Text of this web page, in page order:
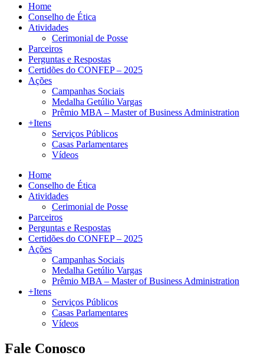
Home
Conselho de Ética
Atividades
Cerimonial de Posse
Parceiros
Perguntas e Respostas
Certidões do CONFEP – 2025
Ações
Campanhas Sociais
Medalha Getúlio Vargas
Prêmio MBA – Master of Business Administration
+Itens
Serviços Públicos
Casas Parlamentares
Vídeos
Home
Conselho de Ética
Atividades
Cerimonial de Posse
Parceiros
Perguntas e Respostas
Certidões do CONFEP – 2025
Ações
Campanhas Sociais
Medalha Getúlio Vargas
Prêmio MBA – Master of Business Administration
+Itens
Serviços Públicos
Casas Parlamentares
Vídeos
Fale Conosco